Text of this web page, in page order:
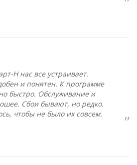
Н нас все устраивает.
и понятен. К программе
быстро. Обслуживание и
Сбои бывают, но редко.
чтобы не было их совсем.